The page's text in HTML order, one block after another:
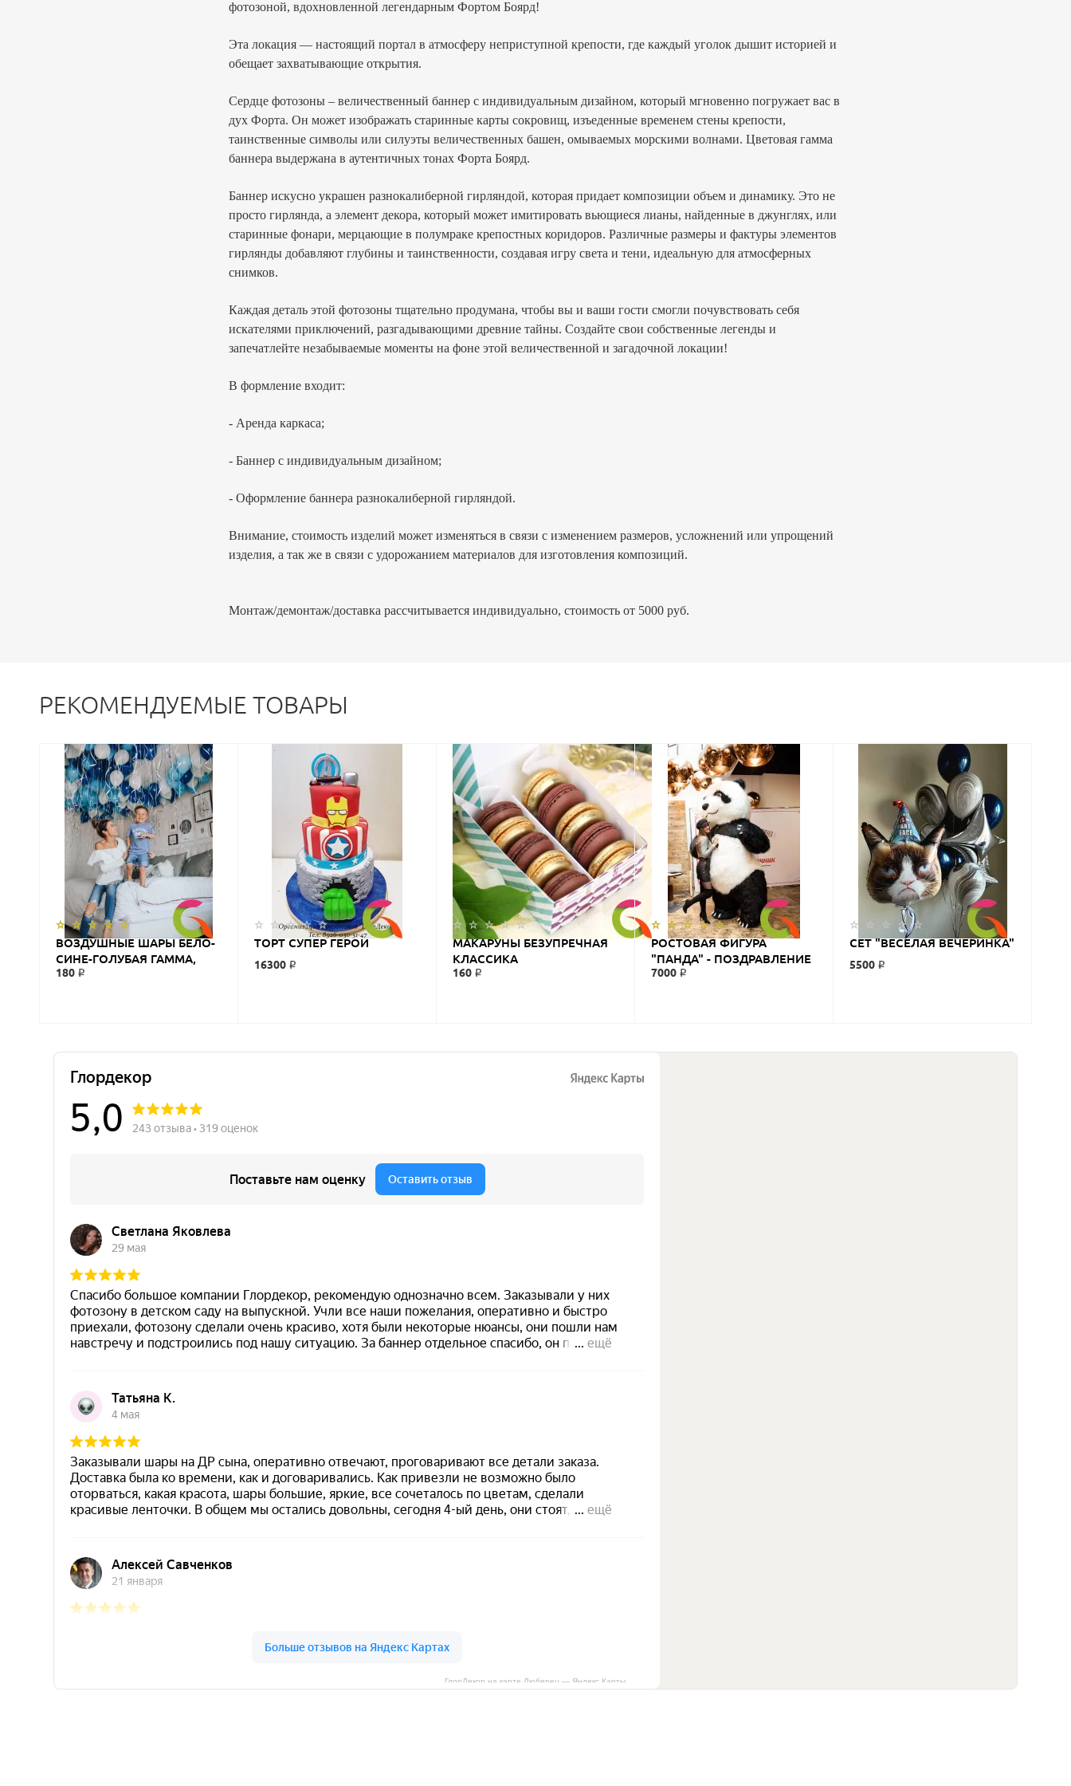
фотозоной, вдохновленной легендарным Фортом Боярд!
Эта локация — настоящий портал в атмосферу неприступной крепости, где каждый уголок дышит историей и
обещает захватывающие открытия.
Сердце фотозоны – величественный баннер с индивидуальным дизайном, который мгновенно погружает вас в
дух Форта. Он может изображать старинные карты сокровищ, изъеденные временем стены крепости,
таинственные символы или силуэты величественных башен, омываемых морскими волнами. Цветовая гамма
баннера выдержана в аутентичных тонах Форта Боярд.
Баннер искусно украшен разнокалиберной гирляндой, которая придает композиции объем и динамику. Это не
просто гирлянда, а элемент декора, который может имитировать вьющиеся лианы, найденные в джунглях, или
старинные фонари, мерцающие в полумраке крепостных коридоров. Различные размеры и фактуры элементов
гирлянды добавляют глубины и таинственности, создавая игру света и тени, идеальную для атмосферных
снимков.
Каждая деталь этой фотозоны тщательно продумана, чтобы вы и ваши гости смогли почувствовать себя
искателями приключений, разгадывающими древние тайны. Создайте свои собственные легенды и
запечатлейте незабываемые моменты на фоне этой величественной и загадочной локации!
В формление входит:
- Аренда каркаса;
- Баннер с индивидуальным дизайном;
- Оформление баннера разнокалиберной гирляндой.
Внимание, стоимость изделий может изменяться в связи с изменением размеров, усложнений или упрощений
изделия, а так же в связи с удорожанием материалов для изготовления композиций.
Монтаж/демонтаж/доставка рассчитывается индивидуально, стоимость от 5000 руб.
РЕКОМЕНДУЕМЫЕ ТОВАРЫ
ВОЗДУШНЫЕ ШАРЫ БЕЛО-
СИНЕ-ГОЛУБАЯ ГАММА,
ПАСТЕЛЬ 12/30 СМ
180 ₽
ТОРТ СУПЕР ГЕРОИ
16300 ₽
МАКАРУНЫ БЕЗУПРЕЧНАЯ
КЛАССИКА
160 ₽
РОСТОВАЯ ФИГУРА
"ПАНДА" - ПОЗДРАВЛЕНИЕ
НА ДЕНЬ РОЖДЕНИЯ
7000 ₽
СЕТ "ВЕСЕЛАЯ ВЕЧЕРИНКА"
5500 ₽
ГлорДекор на карте Люберец — Яндекс Карты